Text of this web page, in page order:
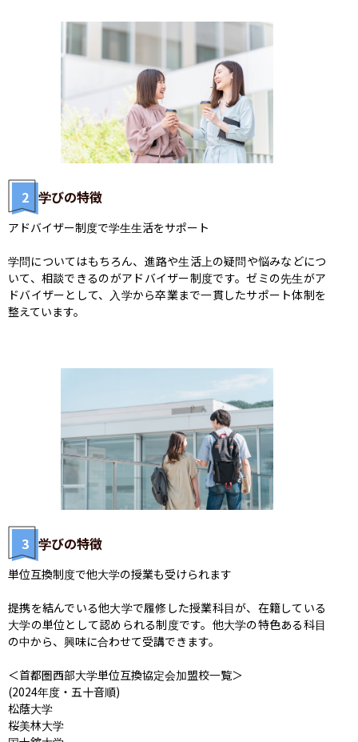
2 学びの特徴
アドバイザー制度で学生生活をサポート
学問についてはもちろん、進路や生活上の疑問や悩みなどにつ
いて、相談できるのがアドバイザー制度です。ゼミの先生がア
ドバイザーとして、入学から卒業まで一貫したサポート体制を
整えています。
3 学びの特徴
単位互換制度で他大学の授業も受けられます
提携を結んでいる他大学で履修した授業科目が、在籍している
大学の単位として認められる制度です。他大学の特色ある科目
の中から、興味に合わせて受講できます。
＜首都圏西部大学単位互換協定会加盟校一覧＞
(2024年度・五十音順)
松蔭大学
桜美林大学